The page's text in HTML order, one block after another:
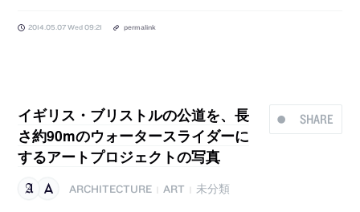
2014.05.07 Wed 09:21 permalink
SHARE
イギリス・ブリストルの公道を、長
さ約90mのウォータースライダーに
するアートプロジェクトの写真
ARCHITECTURE ART 未分類